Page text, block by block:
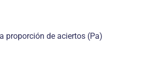
proporción de aciertos (Pa)